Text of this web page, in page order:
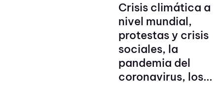
Crisis climática a
nivel mundial,
protestas y crisis
sociales, la
pandemia del
coronavirus, los...